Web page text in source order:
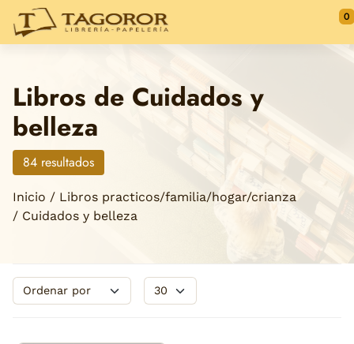
Saltar al contenido principal
0
Libros de Cuidados y
belleza
84 resultados
Inicio
Libros practicos/familia/hogar/crianza
Cuidados y belleza